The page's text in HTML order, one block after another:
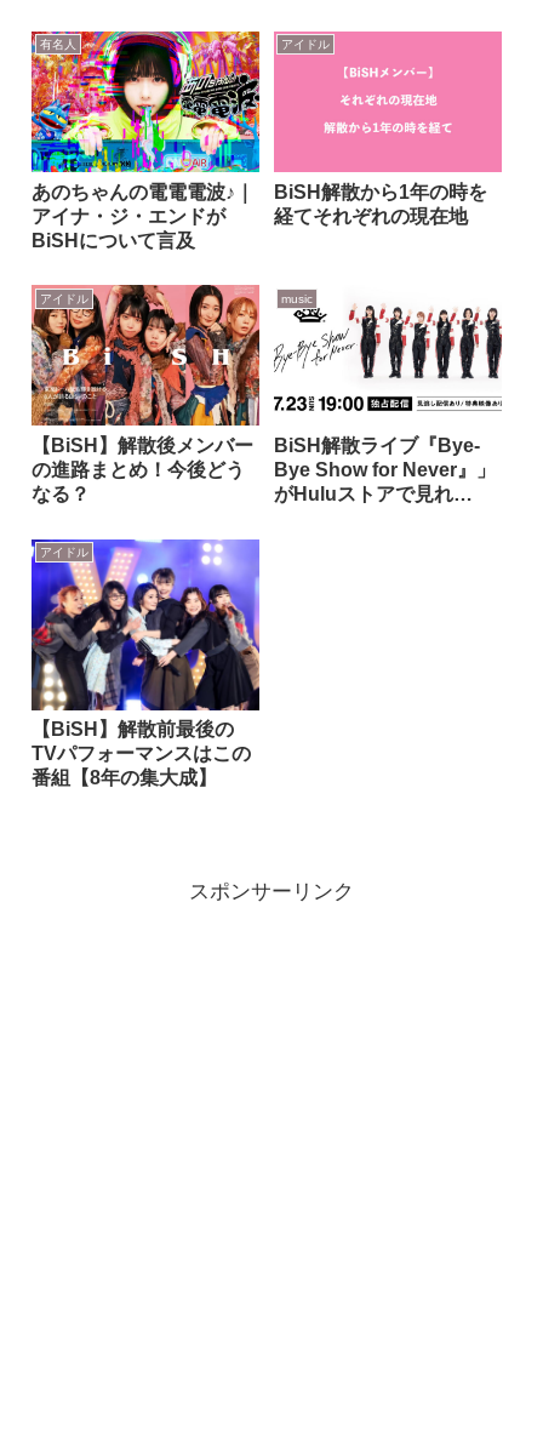
有名人
あのちゃんの電電電波♪｜
アイナ・ジ・エンドが
BiSHについて言及
アイドル
BiSH解散から1年の時を
経てそれぞれの現在地
アイドル
【BiSH】解散後メンバー
の進路まとめ！今後どう
なる？
music
BiSH解散ライブ『Bye-
Bye Show for Never』」
がHuluストアで見れ
アイドル
【BiSH】解散前最後の
TVパフォーマンスはこの
番組【8年の集大成】
スポンサーリンク